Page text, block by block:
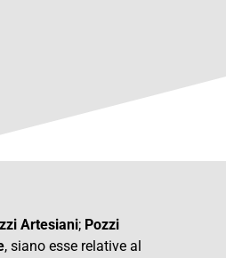
Artesiani; Pozzi
, siano esse relative al